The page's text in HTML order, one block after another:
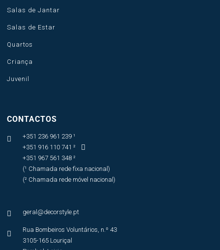
Salas de Jantar
Salas de Estar
Quartos
Criança
Juvenil
CONTACTOS


+351 236 961 239 ¹
+351 916 110 741 ²
+351 967 561 348 ²
(¹ Chamada rede fixa nacional)
(² Chamada rede móvel nacional)
 geral@decorstyle.pt

Rua Bombeiros Voluntários, n.º 43
3105-165 Louriçal